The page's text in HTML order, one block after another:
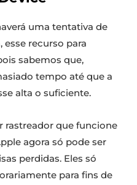
uma tentativa de
recurso para
sabemos que,
tempo até que a
alta o suficiente.
rastreador que funcione
agora só pode ser
perdidas. Eles só
para fins de